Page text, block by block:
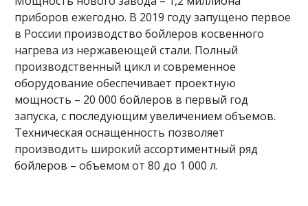
приборов ежегодно. В 2019 году запущено первое
в России производство бойлеров косвенного
нагрева из нержавеющей стали. Полный
производственный цикл и современное
оборудование обеспечивает проектную
мощность – 20 000 бойлеров в первый год
запуска, с последующим увеличением объемов.
Техническая оснащенность позволяет
производить широкий ассортиментный ряд
бойлеров – объемом от 80 до 1 000 л.